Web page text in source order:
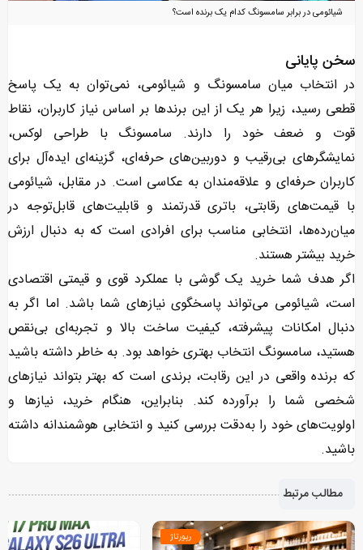
شیائومی در برابر سامسونگ کدام یک برنده است؟
سخن پایانی
در انتخاب میان سامسونگ و شیائومی، نمی‌توان به یک پاسخ
قطعی رسید، زیرا هر یک از این برندها بر اساس نیاز کاربران، نقاط
قوت و ضعف خود را دارند. سامسونگ با طراحی لوکس،
نمایشگرهای بی‌رقیب و دوربین‌های حرفه‌ای، گزینه‌ای ایده‌آل برای
کاربران حرفه‌ای و علاقه‌مندان به عکاسی است. در مقابل، شیائومی
با قیمت‌های رقابتی، باتری قدرتمند و قابلیت‌های قابل‌توجه در
میان‌رده‌ها، انتخابی مناسب برای افرادی است که به دنبال ارزش
خرید بیشتر هستند.
اگر هدف شما خرید یک گوشی با عملکرد قوی و قیمتی اقتصادی
است، شیائومی می‌تواند پاسخگوی نیازهای شما باشد. اما اگر به
دنبال امکانات پیشرفته، کیفیت ساخت بالا و تجربه‌ای بی‌نقص
هستید، سامسونگ انتخاب بهتری خواهد بود. به خاطر داشته باشید
که برنده واقعی در این رقابت، برندی است که بهتر بتواند نیازهای
شخصی شما را برآورده کند. بنابراین، هنگام خرید، نیازها و
اولویت‌های خود را به‌دقت بررسی کنید و انتخابی هوشمندانه داشته
باشید.
مطالب مرتبط
رپورتاژ